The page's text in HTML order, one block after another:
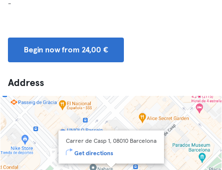
-
Begin now from 24,00 €
Address
Carrer de Casp 1, 08010 Barcelona
Get directions